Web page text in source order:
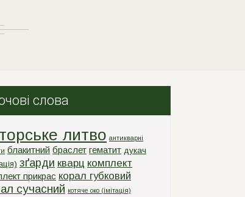
слова
литво антикварні
блакитний браслет гематит дукач
зґарди кварц комплект
прикрас корал губковий
сучасний котяче око (імітація)